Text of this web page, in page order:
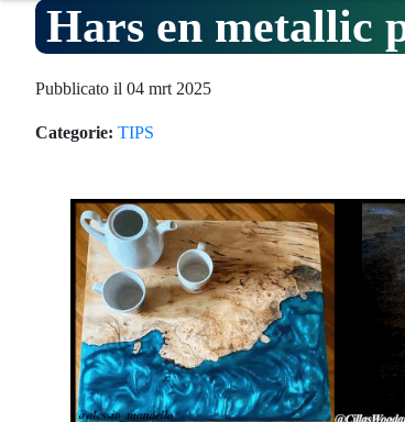
Hars en metallic
Pubblicato il 04 mrt 2025
Categorie: TIPS